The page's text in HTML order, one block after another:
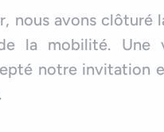
nous avons clôturé
la mobilité. Une
notre invitation